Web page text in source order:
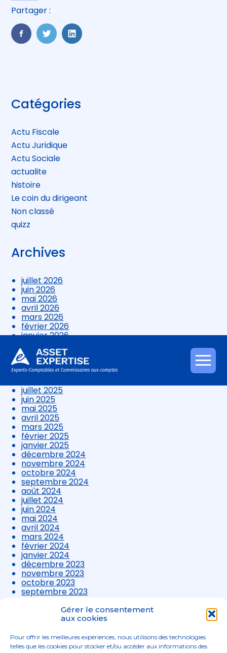
Gérer le consentement
aux cookies
Pour offrir les meilleures expériences, nous utilisons des technologies
telles que les cookies pour stocker et/ou accéder aux informations des
Aller
au
Partager :
FaceBook
TwitterLinkedIn
Blog
sidebar
Catégories
Actu Fiscale
Actu Juridique
Actu Sociale
actualite
histoire
Le coin du dirigeant
Non classé
quizz
Archives
juillet 2026
juin 2026
mai 2026
avril 2026
mars 2026
février 2026
janvier 2026
novembre 2025
octobre 2025
septembre 2025
juillet 2025
juin 2025
mai 2025
avril 2025
mars 2025
février 2025
janvier 2025
décembre 2024
novembre 2024
octobre 2024
septembre 2024
août 2024
juillet 2024
juin 2024
mai 2024
avril 2024
mars 2024
février 2024
janvier 2024
décembre 2023
novembre 2023
octobre 2023
septembre 2023
août 2023
juillet 2023
avril 2023
mars 2023